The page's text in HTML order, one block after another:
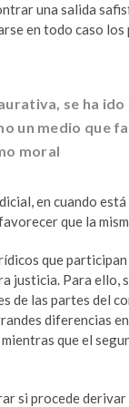
una salida
en todo caso
se ha
un medio que
moral
en cuando
que la
que
justicia. Para ello,
de las partes del
diferencias
que el
si procede